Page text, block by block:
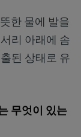
한 물에 발을
리 아래에 솜
된 상태로 유
무엇이 있는